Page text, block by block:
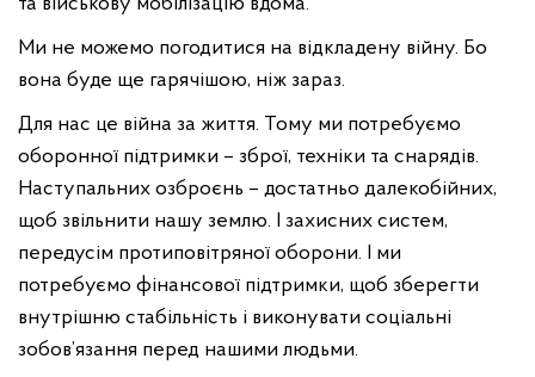
Ми не можемо погодитися на відкладену війну. Бо
вона буде ще гарячішою, ніж зараз.
Для нас це війна за життя. Тому ми потребуємо
оборонної підтримки – зброї, техніки та снарядів.
Наступальних озброєнь – достатньо далекобійних,
щоб звільнити нашу землю. І захисних систем,
передусім протиповітряної оборони. І ми
потребуємо фінансової підтримки, щоб зберегти
внутрішню стабільність і виконувати соціальні
зобов’язання перед нашими людьми.